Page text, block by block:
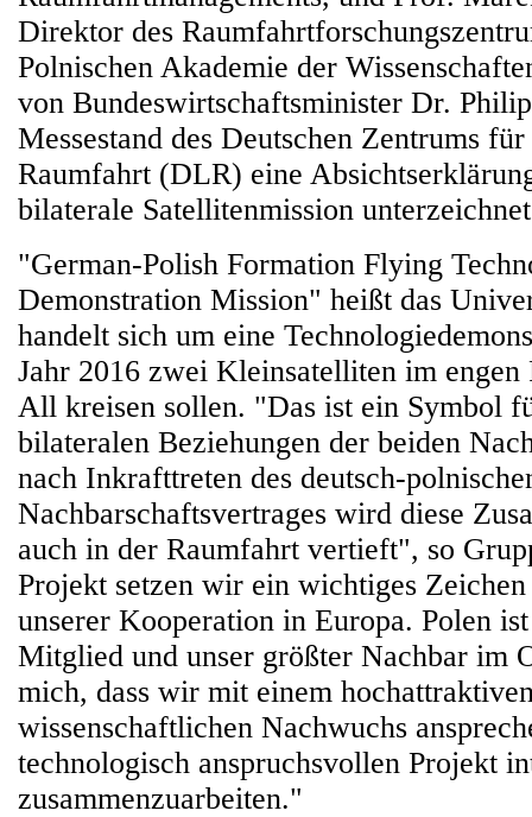
Direktor des
Polnischen Akademie der
von Bundeswirtschaftsminister Dr.
Messestand des Deutschen Zentrums
Raumfahrt (DLR) eine
bilaterale Satellitenmission
"German-Polish Formation Flying
Demonstration Mission" heißt das
handelt sich um eine
Jahr 2016 zwei Kleinsatelliten im
All kreisen sollen. "Das ist ein Symbol
bilateralen Beziehungen der beiden
nach Inkrafttreten des deutsch-
Nachbarschaftsvertrages wird diese
auch in der Raumfahrt vertieft", so
Projekt setzen wir ein wichtiges
unserer Kooperation in Europa. Polen
Mitglied und unser größter Nachbar im
mich, dass wir mit einem
wissenschaftlichen Nachwuchs
technologisch anspruchsvollen Projekt
zusammenzuarbeiten."